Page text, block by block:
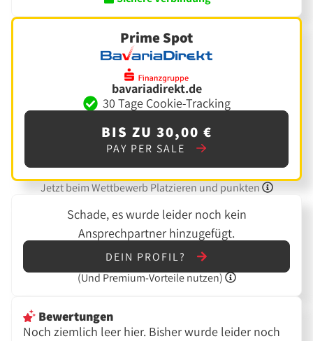
Prime Spot
bavariadirekt.de
30 Tage Cookie-Tracking
BIS ZU 30,00 €
PAY PER SALE
Jetzt beim Wettbewerb Platzieren und punkten
Schade, es wurde leider noch kein
Ansprechpartner hinzugefügt.
DEIN PROFIL?
(Und Premium-Vorteile nutzen)
Bewertungen
Noch ziemlich leer hier. Bisher wurde leider noch